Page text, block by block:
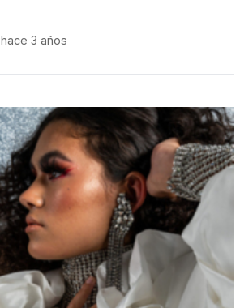
hace 3 años